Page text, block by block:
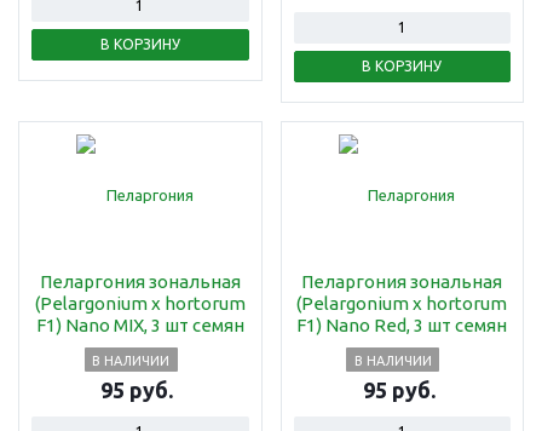
В КОРЗИНУ
В КОРЗИНУ
Пеларгония зональная
(Pelargonium x hortorum
F1) Nano MIX, 3 шт семян
В НАЛИЧИИ
95 руб.
Пеларгония зональная
(Pelargonium x hortorum
F1) Nano Red, 3 шт семян
В НАЛИЧИИ
95 руб.